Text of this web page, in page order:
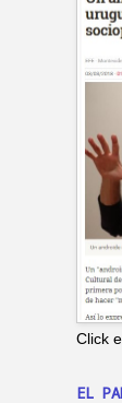
Click
EL